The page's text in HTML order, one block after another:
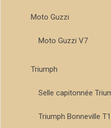
Moto Guzzi
Moto Guzzi V7
Triumph
Selle capitonnée
Triumph Bonneville